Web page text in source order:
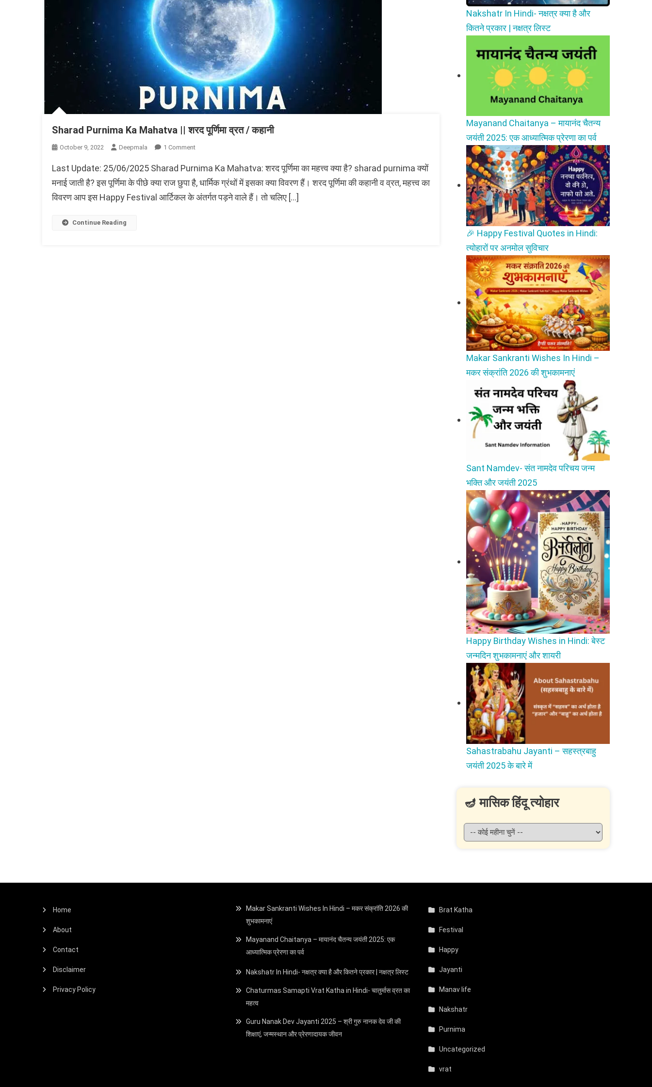
Sharad Purnima Ka Mahatva || शरद पूर्णिमा व्रत / कहानी
October 9, 2022 Deepmala 1 CommentOn
Purnima
Ka
Mahatva
||
Last Update: 25/06/2025 Sharad Purnima Ka Mahatva: शरद पूर्णिमा का महत्त्व क्या है? sharad purnima क्यों
मनाई जाती है? इस पूर्णिमा के पीछे क्या राज छुपा है, धार्मिक ग्रंथों में इसका क्या विवरण हैं। शरद पूर्णिमा की कहानी व व्रत, महत्त्व का
विवरण आप इस Happy Festival आर्टिकल के अंतर्गत पड़ने वाले हैं। तो चलिए […]
Continue Reading
Nakshatr In Hindi- नक्षत्र क्या है और
कितने प्रकार | नक्षत्र लिस्ट
Mayanand Chaitanya – मायानंद चैतन्य
जयंती 2025: एक आध्यात्मिक प्रेरणा का पर्व
🎉 Happy Festival Quotes in Hindi:
त्योहारों पर अनमोल सुविचार
Makar Sankranti Wishes In Hindi –
मकर संक्रांति 2026 की शुभकामनाएं
Sant Namdev- संत नामदेव परिचय जन्म
भक्ति और जयंती 2025
Happy Birthday Wishes in Hindi: बेस्ट
जन्मदिन शुभकामनाएं और शायरी
Sahastrabahu Jayanti – सहस्त्रबाहु
जयंती 2025 के बारे में
🪔 मासिक हिंदू त्योहार
Home
About
Contact
Disclaimer
Privacy Policy
Makar Sankranti Wishes In Hindi – मकर संक्रांति 2026 की
शुभकामनाएं
Mayanand Chaitanya – मायानंद चैतन्य जयंती 2025: एक
आध्यात्मिक प्रेरणा का पर्व
Nakshatr In Hindi- नक्षत्र क्या है और कितने प्रकार | नक्षत्र लिस्ट
Chaturmas Samapti Vrat Katha in Hindi- चातुर्मास व्रत का
महत्व
Guru Nanak Dev Jayanti 2025 – श्री गुरु नानक देव जी की
शिक्षाएं, जन्मस्थान और प्रेरणादायक जीवन
Brat Katha
Festival
Happy
Jayanti
Manav life
Nakshatr
Purnima
Uncategorized
vrat